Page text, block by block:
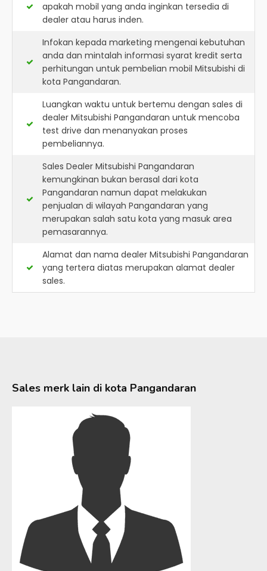
apakah mobil yang anda inginkan tersedia di
dealer atau harus inden.
Infokan kepada marketing mengenai kebutuhan
anda dan mintalah informasi syarat kredit serta
perhitungan untuk pembelian mobil Mitsubishi di
kota Pangandaran.
Luangkan waktu untuk bertemu dengan sales di
dealer Mitsubishi Pangandaran untuk mencoba
test drive dan menanyakan proses
pembeliannya.
Sales Dealer Mitsubishi Pangandaran
kemungkinan bukan berasal dari kota
Pangandaran namun dapat melakukan
penjualan di wilayah Pangandaran yang
merupakan salah satu kota yang masuk area
pemasarannya.
Alamat dan nama dealer Mitsubishi Pangandaran
yang tertera diatas merupakan alamat dealer
sales.
Sales merk lain di kota Pangandaran